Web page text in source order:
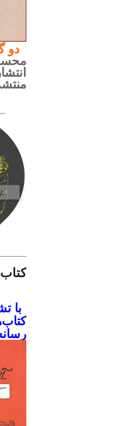
دو
با